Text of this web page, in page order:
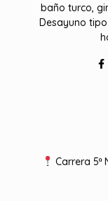
baño turco,
Desayuno
Carrera 5ª